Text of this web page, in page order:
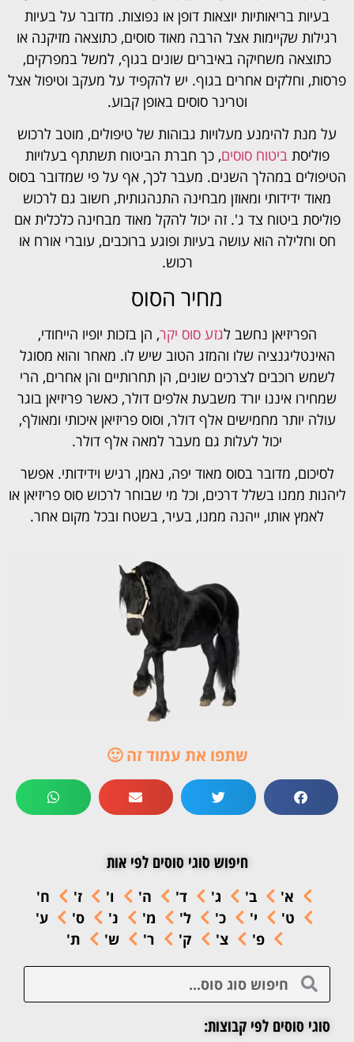
בעיות בריאותיות יוצאות דופן או נפוצות. מדובר על בעיות
רגילות שקיימות אצל הרבה מאוד סוסים, כתוצאה מזיקנה או
כתוצאה משחיקה באיברים שונים בגוף, למשל במפרקים,
פרסות, וחלקים אחרים בגוף. יש להקפיד על מעקב וטיפול אצל
וטרינר סוסים באופן קבוע.
על מנת להימנע מעלויות גבוהות של טיפולים, מוטב לרכוש
פוליסתביטוח סוסים, כך חברת הביטוח תשתתף בעלויות
הטיפולים במהלך השנים. מעבר לכך, אף על פי שמדובר בסוס
מאוד ידידותי ומאוזן מבחינה התנהגותית, חשוב גם לרכוש
פוליסת ביטוח צד ג'. זה יכול להקל מאוד מבחינה כלכלית אם
חס וחלילה הוא עושה בעיות ופוגע ברוכבים, עוברי אורח או
רכוש.
מחיר הסוס
הפריזיאן נחשב לגזע סוס יקר, הן בזכות יופיו הייחודי,
האינטליגנציה שלו והמזג הטוב שיש לו. מאחר והוא מסוגל
לשמש רוכבים לצרכים שונים, הן תחרותיים והן אחרים, הרי
שמחירו איננו יורד משבעת אלפים דולר, כאשר פריזיאן בוגר
עולה יותר מחמישים אלף דולר, וסוס פריזיאן איכותי ומאולף,
יכול לעלות גם מעבר למאה אלף דולר.
לסיכום, מדובר בסוס מאוד יפה, נאמן, רגיש וידידותי. אפשר
ליהנות ממנו בשלל דרכים, וכל מי שבוחר לרכוש סוס פריזיאן או
לאמץ אותו, ייהנה ממנו, בעיר, בשטח ובכל מקום אחר.
שתפו את עמוד זה 🙂
חיפוש סוגי סוסים לפי אות
א' ב' ג' ד' ה' ו' ז'
ח'
ט'
י' כ' ל' מ' נ' ס'
ע'
פ'
צ' ק' ר' ש' ת'
סוגי סוסים לפי קבוצות: